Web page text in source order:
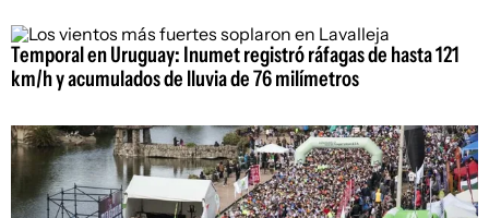
Temporal en Uruguay: Inumet registró ráfagas de hasta 121
km/h y acumulados de lluvia de 76 milímetros